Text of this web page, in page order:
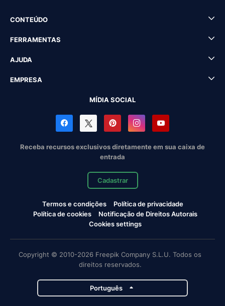
CONTEÚDO
FERRAMENTAS
AJUDA
EMPRESA
MÍDIA SOCIAL
Receba recursos exclusivos diretamente em sua caixa de
entrada
Cadastrar
Termos e condições
Política de privacidade
Política de cookies
Notificação de Direitos Autorais
Cookies settings
Copyright © 2010-2026 Freepik Company S.L.U. Todos os
direitos reservados.
Português